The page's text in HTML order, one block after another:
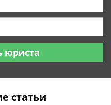
юриста
статьи